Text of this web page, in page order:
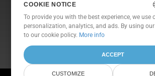
COOKIE NOTICE
To provide you with the best experience, we use
personalization, analytics, and ads. By using
toour cookie policy.
ACCEPT
CUSTOMIZE
وب سایت ها
درباره
COOKIE NOTICE
To provide you with the best experience, we use
personalization, analytics, and ads. By using
to our cookie policy. More info
ACCEPT
CUSTOMIZE